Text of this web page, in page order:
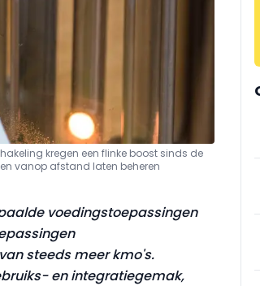
kregen een flinke boost sinds de
vanop afstand laten beheren
voedingstoepassingen
steeds meer kmo's.
en integratiegemak,